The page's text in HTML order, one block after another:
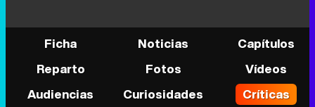
Ficha Noticias
Capítulos
Reparto
Fotos
Vídeos
Audiencias
Curiosidades
Críticas